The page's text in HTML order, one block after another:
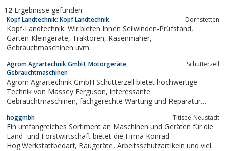
12 Ergebnisse gefunden
Kopf Landtechnik: Kopf Landtechnik Dornstetten
Kopf-Landtechnik: Wir bieten Ihnen Seilwinden-Prüfstand,
Garten-Kleingeräte, Traktoren, Rasenmäher,
Gebrauchmaschinen uvm.
Agrom Agrartechnik GmbH, Motorgeräte,
Gebrauchtmaschinen
Schutterzell
Agrom Agrartechnik GmbH Schutterzell bietet hochwertige
Technik von Massey Ferguson, interessante
Gebrauchtmaschinen, fachgerechte Wartung und Reparatur
hoggmbh Titisee-Neustadt
Ein umfangreiches Sortiment an Maschinen und Geräten für die
Land- und Forstwirtschaft bietet die Firma Konrad
Hog.Werkstattbedarf, Baugeräte, Arbeitsschutzartikeln und vieles